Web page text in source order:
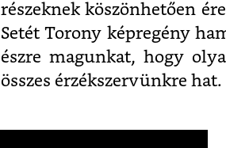
részeknek köszönhetően
Setét Torony képregény
észre magunkat, hogy
összes érzékszervünkre hat.